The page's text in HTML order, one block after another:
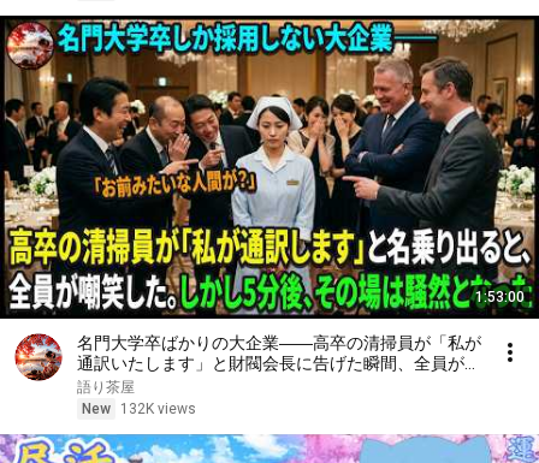
1:53:00
名門大学卒ばかりの大企業――高卒の清掃員が「私が
通訳いたします」と財閥会長に告げた瞬間、全員が嘲
笑した。しかし5分後、その場は静まり返った。#動
エピソード#老後の物語 #家族の物語
語り茶屋
New
132K views